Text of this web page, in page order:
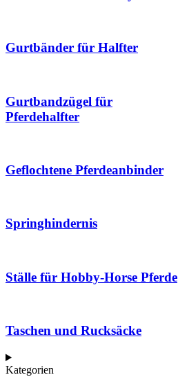
Gurtbänder für Halfter
Gurtbandzügel für
Pferdehalfter
Geflochtene Pferdeanbinder
Springhindernis
Ställe für Hobby-Horse Pferde
Taschen und Rucksäcke
Kategorien